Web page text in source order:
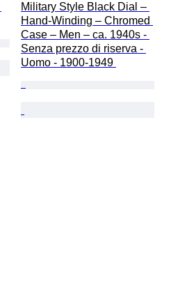
Military Style Black Dial –
Hand-Winding – Chromed
Case – Men – ca. 1940s -
Senza prezzo di riserva -
Uomo - 1900-1949